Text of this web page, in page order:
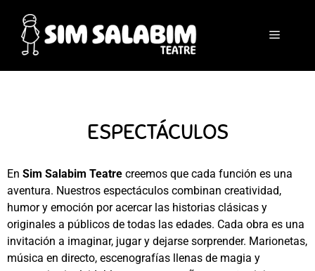
ESPECTÁCULOS
En Sim Salabim Teatre creemos que cada función es una
aventura. Nuestros espectáculos combinan creatividad,
humor y emoción por acercar las historias clásicas y
originales a públicos de todas las edades. Cada obra es una
invitación a imaginar, jugar y dejarse sorprender. Marionetas,
música en directo, escenografías llenas de magia y